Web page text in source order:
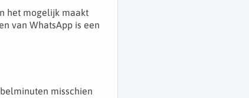
het mogelijk maakt
van WhatsApp is een
misschien